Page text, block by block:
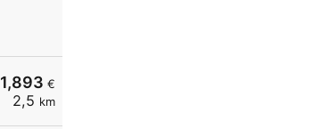
1,893 €
2,5 km